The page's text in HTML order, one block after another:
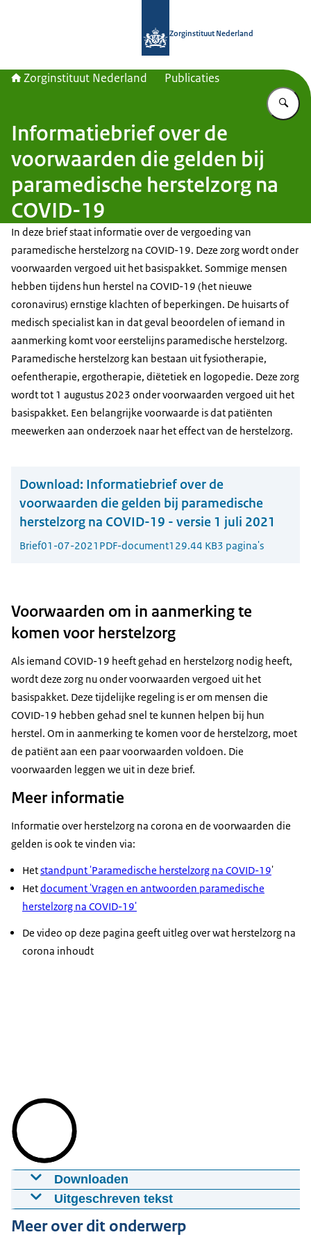
Zorginstituut Nederland
Zorginstituut Nederland Publicaties
Informatiebrief over de
voorwaarden die gelden bij
paramedische herstelzorg na
COVID-19
In deze brief staat informatie over de vergoeding van
paramedische herstelzorg na COVID-19. Deze zorg wordt onder
voorwaarden vergoed uit het basispakket. Sommige mensen
hebben tijdens hun herstel na COVID-19 (het nieuwe
coronavirus) ernstige klachten of beperkingen. De huisarts of
medisch specialist kan in dat geval beoordelen of iemand in
aanmerking komt voor eerstelijns paramedische herstelzorg.
Paramedische herstelzorg kan bestaan uit fysiotherapie,
oefentherapie, ergotherapie, diëtetiek en logopedie. Deze zorg
wordt tot 1 augustus 2023 onder voorwaarden vergoed uit het
basispakket. Een belangrijke voorwaarde is dat patiënten
meewerken aan onderzoek naar het effect van de herstelzorg.
Download: Informatiebrief over de
voorwaarden die gelden bij paramedische
herstelzorg na COVID-19 - versie 1 juli 2021
Brief01-07-2021 PDF-document129.44 KB3 pagina's
Voorwaarden om in aanmerking te
komen voor herstelzorg
Als iemand COVID-19 heeft gehad en herstelzorg nodig heeft,
wordt deze zorg nu onder voorwaarden vergoed uit het
basispakket. Deze tijdelijke regeling is er om mensen die
COVID-19 hebben gehad snel te kunnen helpen bij hun
herstel. Om in aanmerking te komen voor de herstelzorg, moet
de patiënt aan een paar voorwaarden voldoen. Die
voorwaarden leggen we uit in deze brief.
Meer informatie
Informatie over herstelzorg na corona en de voorwaarden die
gelden is ook te vinden via:
Hetstandpunt 'Paramedische herstelzorg na COVID-19'
Hetdocument 'Vragen en antwoorden paramedische
herstelzorg na COVID-19'
De video op deze pagina geeft uitleg over wat herstelzorg na
corona inhoudt
Downloaden
Herstelzorg na corona (video)
27-07-202000:03:12mp4114 MB
Uitgeschreven tekst
[Harald Miedema, medisch adviseur Zorginstituut
Nederland]
Meer over dit onderwerp